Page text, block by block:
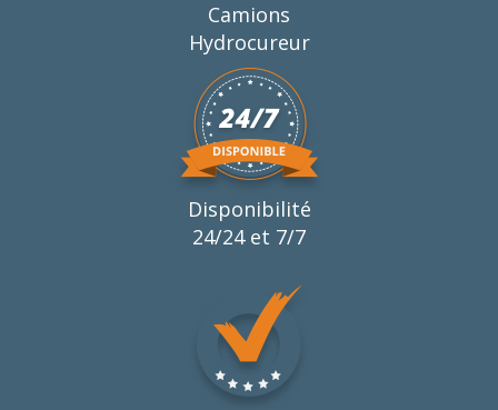
Camions
Hydrocureur
Disponibilité
24/24 et 7/7